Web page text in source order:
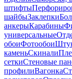
штифты
шайбыЗаклепки
анкерыКарабины
универсальные
обоиФотообои
каменьСкинали
сеткиСтеновые
профилиВагонка